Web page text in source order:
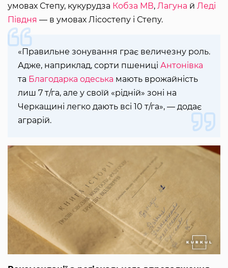
умовах Степу, кукурудза Кобза МВ, Лагуна й Леді
Півдня — в умовах Лісостепу і Степу.
«Правильне зонування грає величезну роль.
Адже, наприклад, сорти пшениці Антонівка
та Благодарка одеська мають врожайність
лиш 7 т/га, але у своїй «рідній» зоні на
Черкащині легко дають всі 10 т/га», — додає
аграрій.